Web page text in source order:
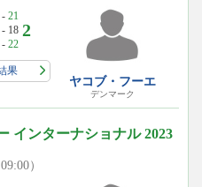
- 21
- 18
- 22
2
果
ヤコブ・フーエ
デンマーク
インターナショナル 2023
）